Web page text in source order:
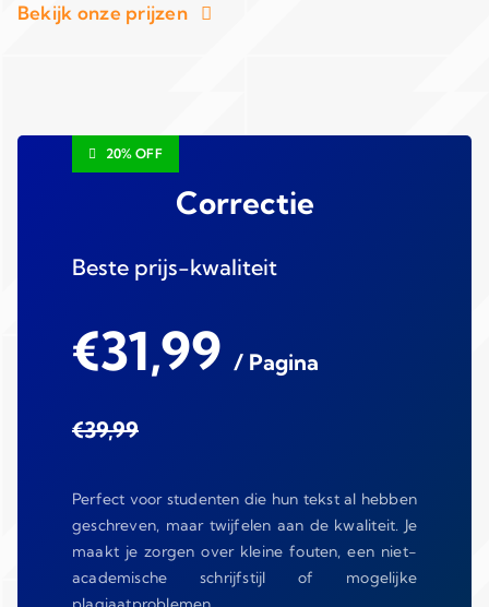
Bekijk onze prijzen
20% OFF
Correctie
Beste prijs-kwaliteit
€31,99 / Pagina
€39,99
Perfect voor studenten die hun tekst al hebben
geschreven, maar twijfelen aan de kwaliteit. Je
maakt je zorgen over kleine fouten, een niet-
academische schrijfstijl of mogelijke